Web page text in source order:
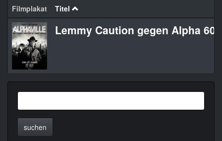
Filmplakat Titel
Lemmy Caution gegen Alpha 60
suchen